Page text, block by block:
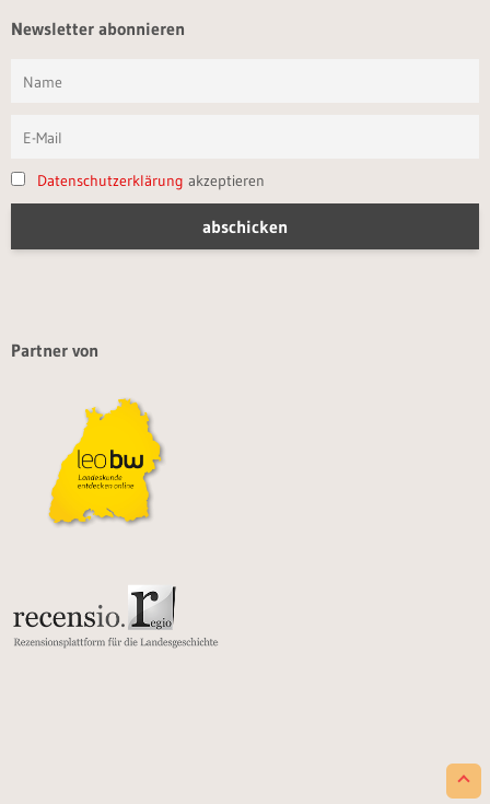
Newsletter abonnieren
Datenschutzerklärung akzeptieren
Partner von